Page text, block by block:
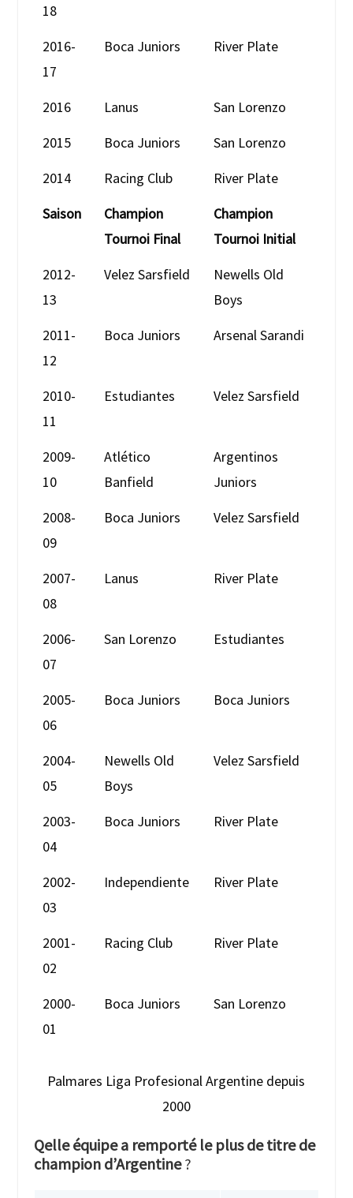
18
2016-
17
Boca Juniors River Plate
2016 Lanus
San Lorenzo
2015
Boca Juniors
San Lorenzo
2014
Racing Club
River Plate
Saison
Champion
Tournoi Final
Champion
Tournoi Initial
2012-
13
Velez Sarsfield
Newells Old
Boys
2011-
12
Boca Juniors Arsenal Sarandi
2010-
11
Estudiantes Velez Sarsfield
2009-
10
Atlético
Banfield
Argentinos
Juniors
2008-
09
Boca Juniors Velez Sarsfield
2007-
08
Lanus River Plate
2006-
07
San Lorenzo Estudiantes
2005-
06
Boca Juniors Boca Juniors
2004-
05
Newells Old
Boys
Velez Sarsfield
2003-
04
Boca Juniors River Plate
2002-
03
Independiente River Plate
2001-
02
Racing Club River Plate
2000-
01
Boca Juniors San Lorenzo
Palmares Liga Profesional Argentine depuis
2000
Qelle équipe a remporté le plus de titre de
champion d’Argentine?